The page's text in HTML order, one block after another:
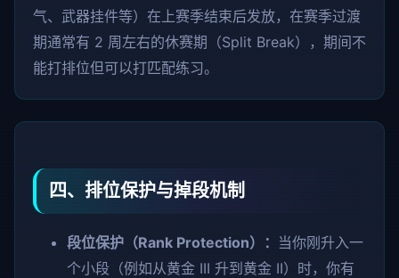
气、武器挂件等）在上赛季结束后发放，在赛季过渡
期通常有 2 周左右的休赛期（Split Break），期间不
能打排位但可以打匹配练习。
四、排位保护与掉段机制
段位保护（Rank Protection）： 当你刚升入一
个小段（例如从黄金 III 升到黄金 II）时，你有